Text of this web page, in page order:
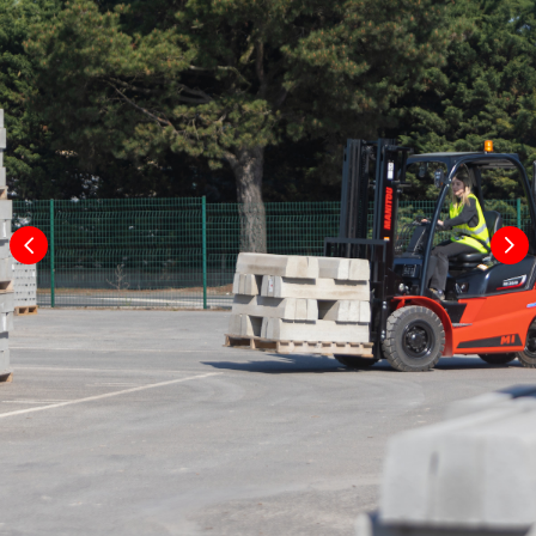
Bodenfreiheit unter Hubgerüst
115 mm
Bodenfreiheit Mitte Radstand
175 mm
Gangbreite für Paletten 1000 x 1200
quer
3930
mm
Gangbreite für Palette 800 x 1200
längs
4130
mm
Wenderadius
2265 mm
Innerer Wenderadius
145 mm